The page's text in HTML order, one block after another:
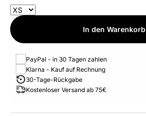
In den Warenkorb
PayPal - in 30 Tagen zahlen
Klarna - Kauf auf Rechnung
30-Tage-Rückgabe
Kostenloser Versand ab 75€